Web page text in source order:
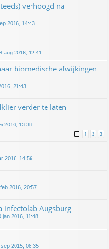
verhoogd na
2016, 14:43
aug 2016, 12:41
biomedische afwijkingen
21:43
verder te laten
2016, 13:38
1 2 3
2016, 14:56
2016, 20:57
infectolab Augsburg
jan 2016, 11:48
sep 2015, 08:35